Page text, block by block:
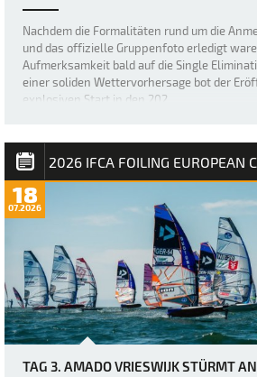
Nachdem die Formalitäten rund um die
und das offizielle Gruppenfoto erledigt
Aufmerksamkeit bald auf die Single
einer soliden Wettervorhersage bot der
explosiven Start in den 202…
2026 IFCA FOILING EUROPEAN
18
07.2026
TAG 3. AMADO VRIESWIJK STÜRMT